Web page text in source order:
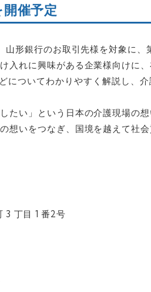
催予定
形銀行のお取引先様を対象に、
入れに興味がある企業様向けに
についてわかりやすく解説し、
たい」という日本の介護現場の
想いをつなぎ、国境を越えて社
3 丁目 1 番2号